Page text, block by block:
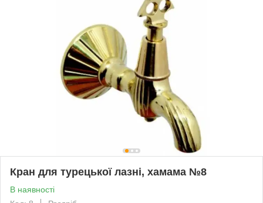
Кран для турецької лазні, хамама №8
В наявності